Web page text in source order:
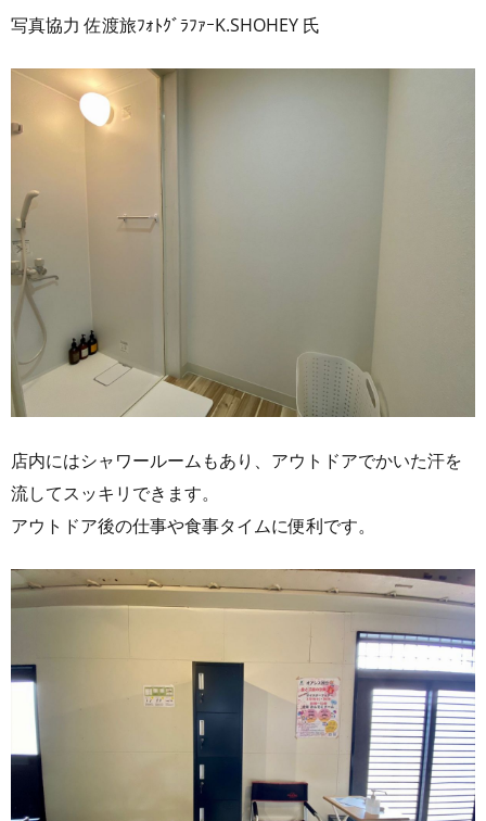
写真協力 佐渡旅ﾌｫﾄｸﾞﾗﾌｧｰK.SHOHEY 氏
店内にはシャワールームもあり、アウトドアでかいた汗を
流してスッキリできます。
アウトドア後の仕事や食事タイムに便利です。